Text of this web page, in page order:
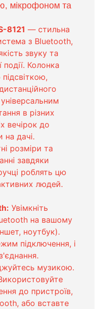
мікрофоном та
8121 — стильна
з Bluetooth,
звуку та
Колонка
в різних
вечірок до
на дачі.
розміри та
завдяки
роблять цю
людей.
Увімкніть
на вашому
ноутбук).
підключення, і
музикою.
до пристроїв,
або вставте